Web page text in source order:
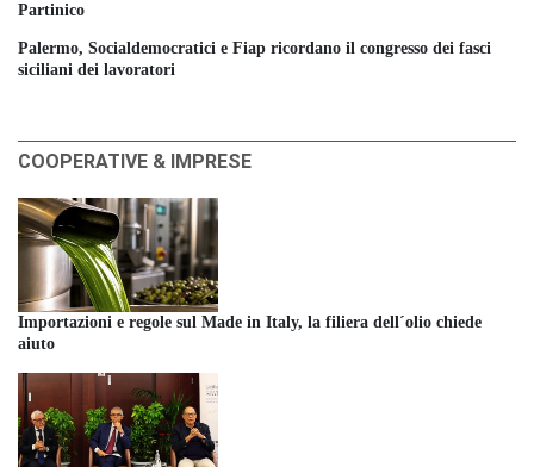
Partinico
Palermo, Socialdemocratici e Fiap ricordano il congresso dei fasci
siciliani dei lavoratori
COOPERATIVE & IMPRESE
Importazioni e regole sul Made in Italy, la filiera dell´olio chiede
aiuto